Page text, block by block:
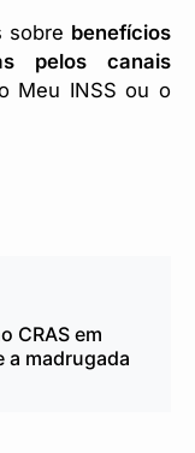
sobre benefícios
pelos canais
Meu INSS ou o
CRAS em
a madrugada